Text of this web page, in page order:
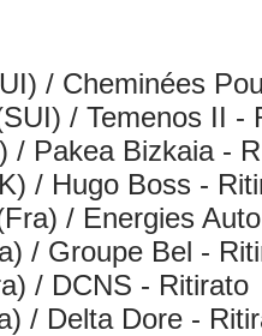
/ Cheminées
/ Temenos II -
/ Pakea Bizkaia -
/ Hugo Boss -
/ Energies
/ Groupe Bel -
/ DCNS - Ritirato
/ Delta Dore -